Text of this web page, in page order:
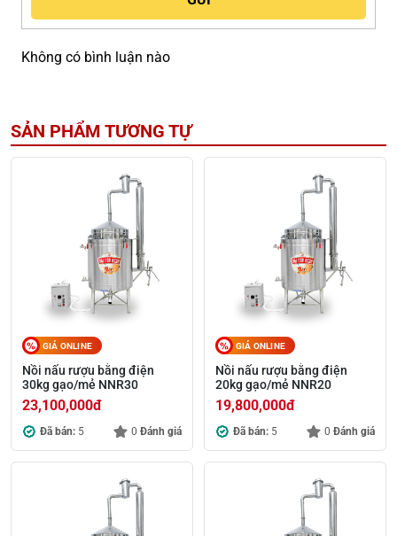
Không có bình luận nào
SẢN PHẨM TƯƠNG TỰ
GIÁ ONLINE
Nồi nấu rượu bằng điện
30kg gạo/mẻ NNR30
23,100,000đ
Đã bán: 5 0 Đánh giá
GIÁ ONLINE
Nồi nấu rượu bằng điện
20kg gạo/mẻ NNR20
19,800,000đ
Đã bán: 5 0 Đánh giá